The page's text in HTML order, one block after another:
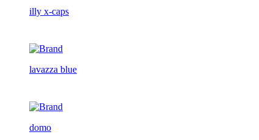
illy x-caps
lavazza blue
domo